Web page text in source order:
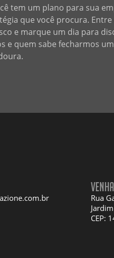
tem um plano para sua
que você procura.
e marque um dia para
e quem sabe fecharmos
Rua
CEP: